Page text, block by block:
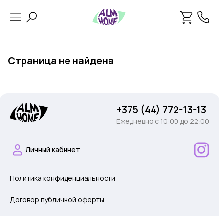
Страница не найдена
+375 (44) 772-13-13
Ежедневно c 10:00 до 22:00
Личный кабинет
Политика конфиденциальности
Договор публичной оферты